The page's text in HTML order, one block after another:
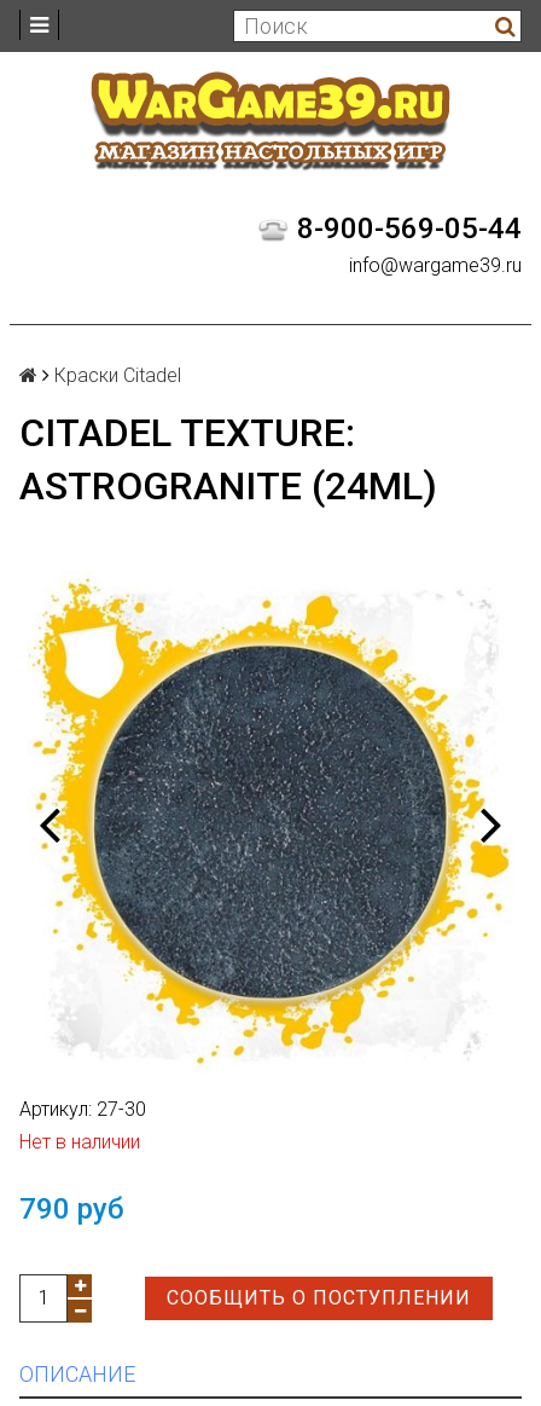
8-900-569-05-44
info@wargame39.ru
Краски Citadel
CITADEL TEXTURE:
ASTROGRANITE (24ML)
Артикул: 27-30
Нет в наличии
790 руб
СООБЩИТЬ О ПОСТУПЛЕНИИ
ОПИСАНИЕ